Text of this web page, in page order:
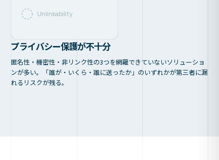
Unlinkability
プライバシー保護が不十分
匿名性・機密性・非リンク性の3つを網羅できていないソリューショ
ンが多い。「誰が・いくら・誰に送ったか」のいずれかが第三者に漏
れるリスクが残る。